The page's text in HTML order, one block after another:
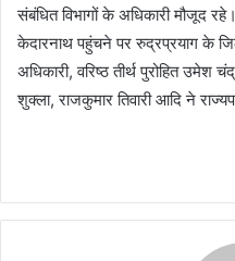
संबंधित विभागों के अधिकारी मौजूद रहे।
केदारनाथ पहुंचने पर रुद्रप्रयाग के
अधिकारी, वरिष्ठ तीर्थ पुरोहित उमेश
शुक्ला, राजकुमार तिवारी आदि ने